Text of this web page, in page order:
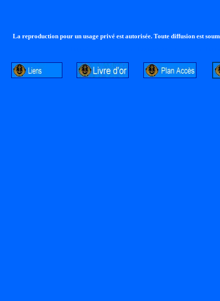
La reproduction pour un usage privé est autorisée. Toute diffusion est